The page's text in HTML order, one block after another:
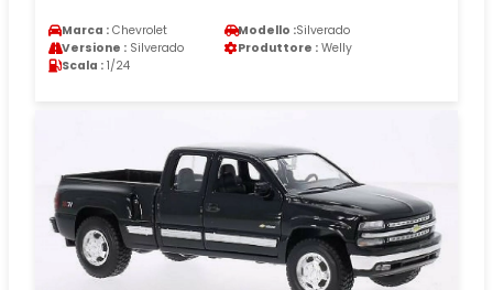
Marca : Chevrolet Modello :Silverado
Versione : Silverado Produttore : Welly
Scala : 1/24